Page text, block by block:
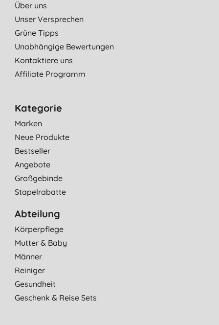
Über uns
Unser Versprechen
Grüne Tipps
Unabhängige Bewertungen
Kontaktiere uns
Affiliate Programm
Kategorie
Marken
Neue Produkte
Bestseller
Angebote
Großgebinde
Stapelrabatte
Abteilung
Körperpflege
Mutter & Baby
Männer
Reiniger
Gesundheit
Geschenk & Reise Sets